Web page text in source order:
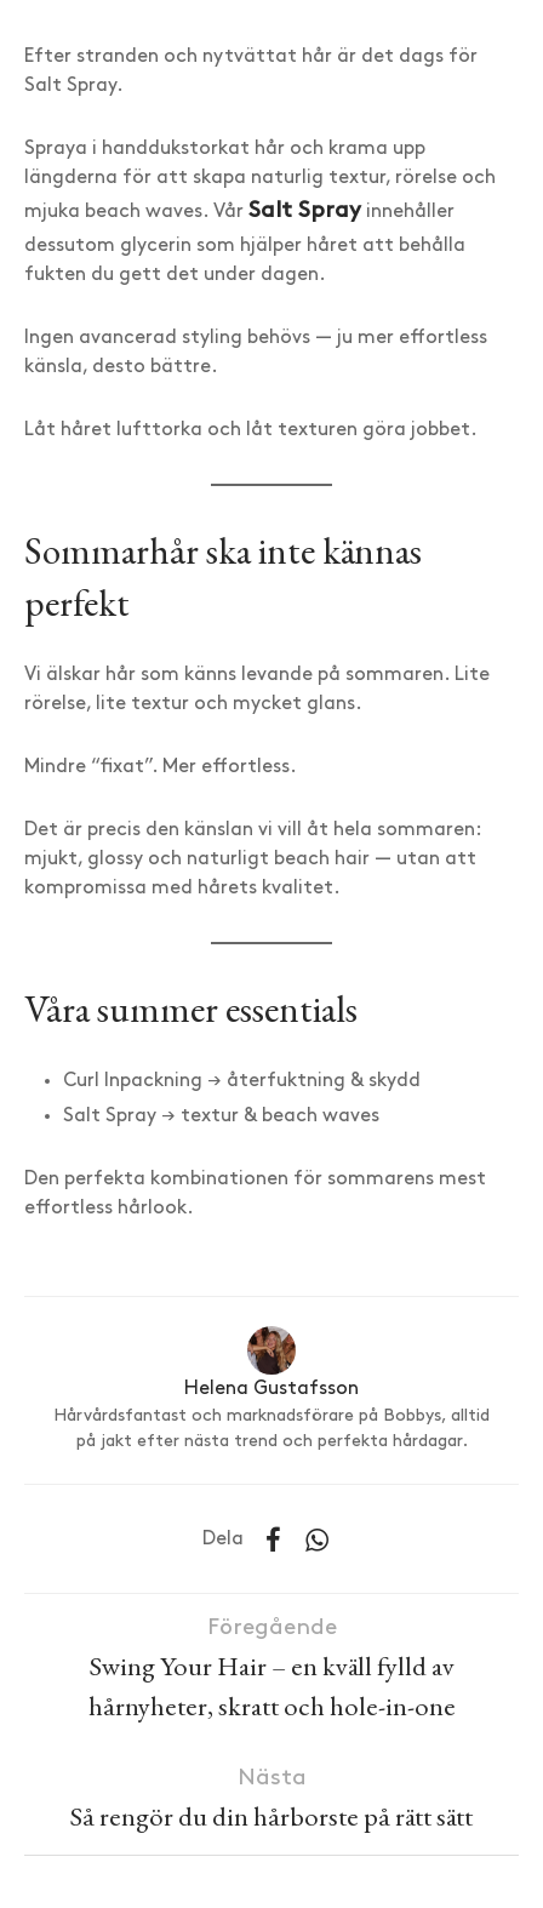
Efter stranden och nytvättat hår är det dags för
Salt Spray.
Spraya i handdukstorkat hår och krama upp
längderna för att skapa naturlig textur, rörelse och
mjuka beach waves. Vår Salt Sprayinnehåller
dessutom glycerin som hjälper håret att behålla
fukten du gett det under dagen.
Ingen avancerad styling behövs — ju mer effortless
känsla, desto bättre.
Låt håret lufttorka och låt texturen göra jobbet.
Sommarhår ska inte kännas
perfekt
Vi älskar hår som känns levande på sommaren. Lite
rörelse, lite textur och mycket glans.
Mindre “fixat”. Mer effortless.
Det är precis den känslan vi vill åt hela sommaren:
mjukt, glossy och naturligt beach hair — utan att
kompromissa med hårets kvalitet.
Våra summer essentials
Curl Inpackning → återfuktning & skydd
Salt Spray → textur & beach waves
Den perfekta kombinationen för sommarens mest
effortless hårlook.
Helena Gustafsson
Hårvårdsfantast och marknadsförare på Bobbys, alltid
på jakt efter nästa trend och perfekta hårdagar.
Dela
Föregående
Swing Your Hair – en kväll fylld av
hårnyheter, skratt och hole-in-one
Nästa
Så rengör du din hårborste på rätt sätt